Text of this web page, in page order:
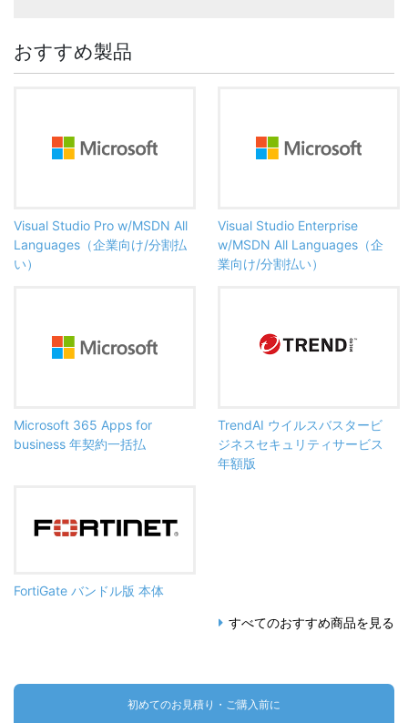
おすすめ製品
Visual Studio Pro w/MSDN All
Languages（企業向け/分割払
い）
Visual Studio Enterprise
w/MSDN All Languages（企
業向け/分割払い）
Microsoft 365 Apps for
business 年契約一括払
TrendAI ウイルスバスタービ
ジネスセキュリティサービス
年額版
FortiGate バンドル版 本体
すべてのおすすめ商品を見る
初めてのお見積り・ご購入前に